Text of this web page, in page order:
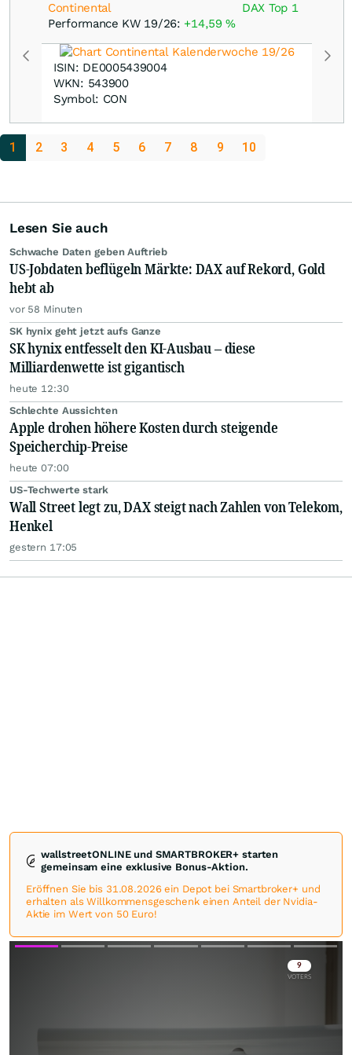
Continental
Performance KW 19/26: +14,59%
DAX Top 1
ISIN: DE0005439004
WKN: 543900
Symbol: CON
1 2 3 4 5 6 7 8 9 10
Lesen Sie auch
Schwache Daten geben Auftrieb
US-Jobdaten beflügeln Märkte: DAX auf Rekord, Gold
hebt ab
vor 58 Minuten
SK hynix geht jetzt aufs Ganze
SK hynix entfesselt den KI-Ausbau – diese
Milliardenwette ist gigantisch
heute 12:30
Schlechte Aussichten
Apple drohen höhere Kosten durch steigende
Speicherchip-Preise
heute 07:00
US-Techwerte stark
Wall Street legt zu, DAX steigt nach Zahlen von Telekom,
Henkel
gestern 17:05
wallstreetONLINE und SMARTBROKER+ starten
gemeinsam eine exklusive Bonus-Aktion.
Eröffnen Sie bis 31.08.2026 ein Depot bei Smartbroker+ und
erhalten als Willkommensgeschenk einen Anteil der Nvidia-
Aktie im Wert von 50 Euro!